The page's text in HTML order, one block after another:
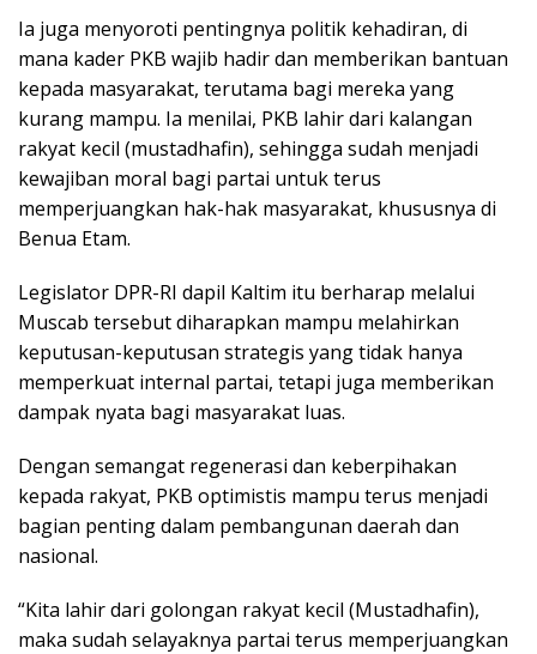
Ia juga menyoroti pentingnya politik kehadiran, di
mana kader PKB wajib hadir dan memberikan bantuan
kepada masyarakat, terutama bagi mereka yang
kurang mampu. Ia menilai, PKB lahir dari kalangan
rakyat kecil (mustadhafin), sehingga sudah menjadi
kewajiban moral bagi partai untuk terus
memperjuangkan hak-hak masyarakat, khususnya di
Benua Etam.
Legislator DPR-RI dapil Kaltim itu berharap melalui
Muscab tersebut diharapkan mampu melahirkan
keputusan-keputusan strategis yang tidak hanya
memperkuat internal partai, tetapi juga memberikan
dampak nyata bagi masyarakat luas.
Dengan semangat regenerasi dan keberpihakan
kepada rakyat, PKB optimistis mampu terus menjadi
bagian penting dalam pembangunan daerah dan
nasional.
“Kita lahir dari golongan rakyat kecil (Mustadhafin),
maka sudah selayaknya partai terus memperjuangkan